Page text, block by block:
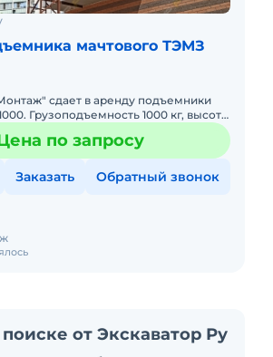
мачтового ТЭМЗ
сдает в аренду подъемники
Грузоподъемность 1000 кг, высота
Сейчас свободны. Техника с
по запросу
Заказать Обратный звонок
от Экскаватор Ру